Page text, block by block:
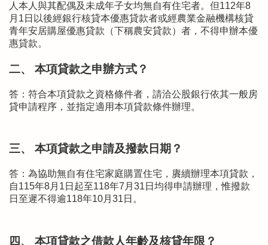
人本人與其配偶及未成年子女均無自有住宅者。但112年8
月1日以後經銀行核貸本優惠貸款者或經農業金融機構核貸
青年安居購屋優惠貸款（下稱農安貸款）者，不得申辦本優
惠貸款。
二、 本項貸款之申辦方式？
答：符合本項貸款之資格條件者，請洽公股銀行依其一般房
貸申請程序，並指定適用本項貸款條件辦理。
三、 本項貸款之申請及撥款日期？
答：為協助無自有住宅家庭購置住宅，賡續辦理本項貸款，
自115年8月1日起至118年7月31日均得申請辦理，惟撥款
日至遲不得逾118年10月31日。
四、 本項貸款之借款人年齡及核貸年限？